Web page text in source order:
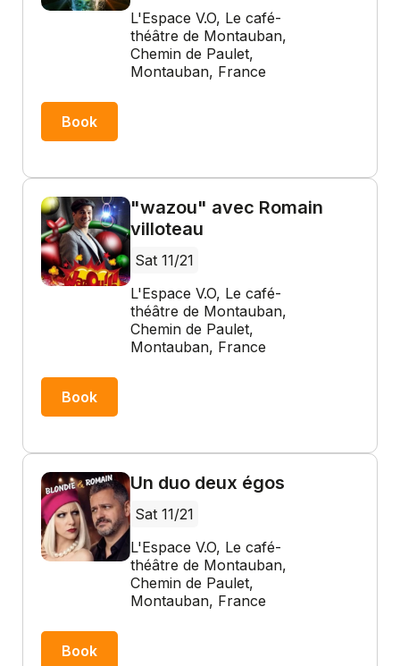
L'Espace V.O, Le café-
théâtre de Montauban,
Chemin de Paulet,
Montauban, France
Book
"wazou" avec Romain
villoteau
Sat 11/21
L'Espace V.O, Le café-
théâtre de Montauban,
Chemin de Paulet,
Montauban, France
Book
Un duo deux égos
Sat 11/21
L'Espace V.O, Le café-
théâtre de Montauban,
Chemin de Paulet,
Montauban, France
Book